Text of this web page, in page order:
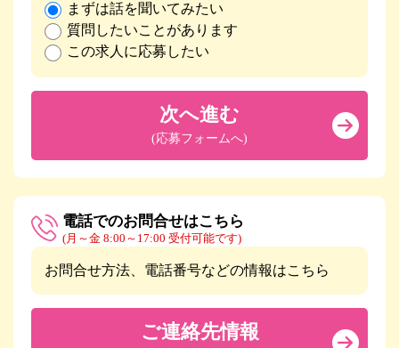
まずは話を聞いてみたい
質問したいことがあります
この求人に応募したい
次へ進む
(応募フォームへ)
電話でのお問合せはこちら
(月～金 8:00～17:00 受付可能です)
お問合せ方法、電話番号などの情報はこちら
ご連絡先情報